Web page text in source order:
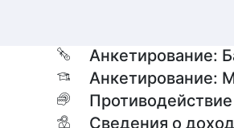
Анкетирование:
Анкетирование:
Сведения о